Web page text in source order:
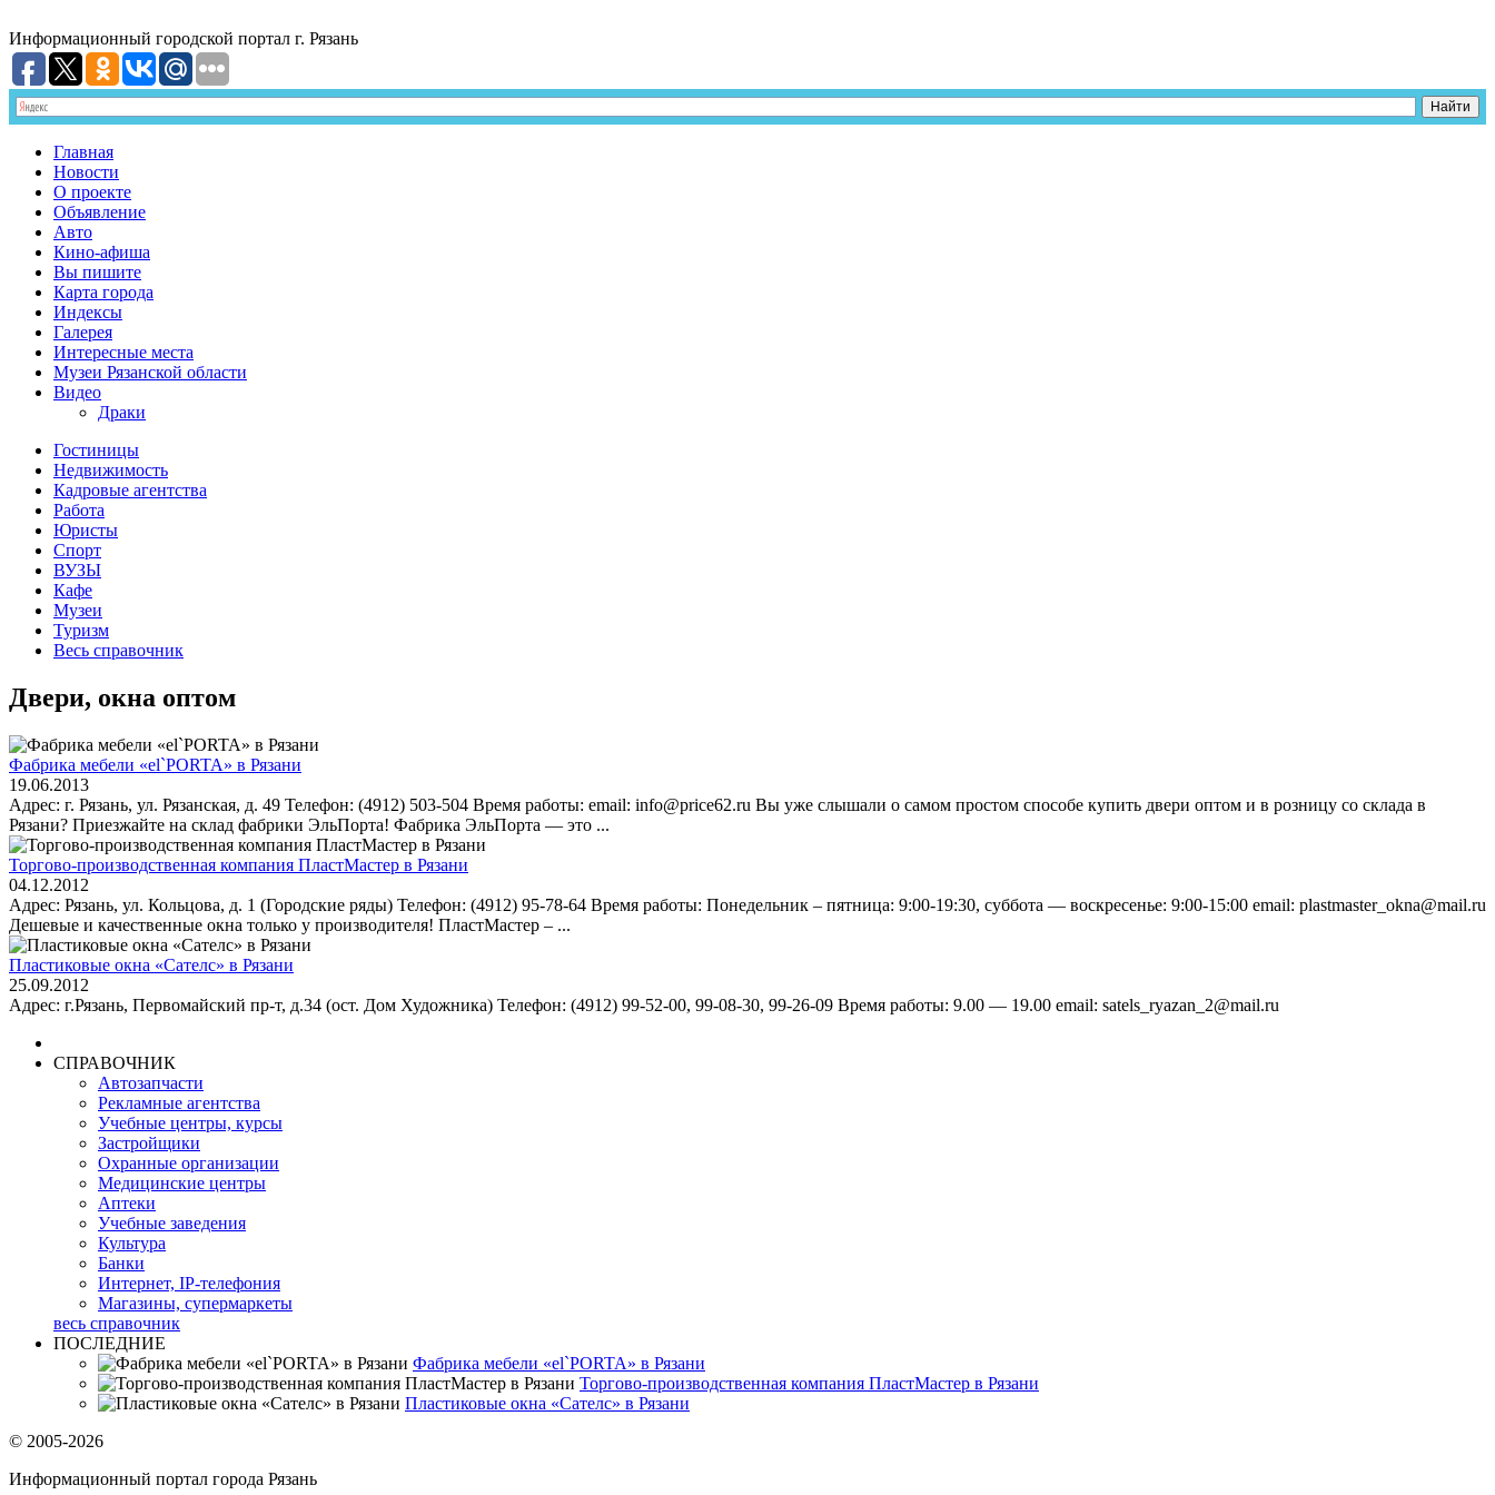
Информационный городской портал г. Рязань
Главная
Новости
О проекте
Объявление
Авто
Кино-афиша
Вы пишите
Карта города
Индексы
Галерея
Интересные места
Музеи Рязанской области
Видео
Драки
Гостиницы
Недвижимость
Кадровые агентства
Работа
Юристы
Спорт
ВУЗЫ
Кафе
Музеи
Туризм
Весь справочник
Двери, окна оптом
Фабрика мебели «el`PORTA» в Рязани
19.06.2013
Адрес: г. Рязань, ул. Рязанская, д. 49 Телефон: (4912) 503-504 Время работы: email: info@price62.ru Вы уже слышали о самом простом способе купить двери оптом и в розницу со склада в
Рязани? Приезжайте на склад фабрики ЭльПорта! Фабрика ЭльПорта — это ...
Торгово-производственная компания ПластМастер в Рязани
04.12.2012
Адрес: Рязань, ул. Кольцова, д. 1 (Городские ряды) Телефон: (4912) 95-78-64 Время работы: Понедельник – пятница: 9:00-19:30, суббота — воскресенье: 9:00-15:00 email: plastmaster_okna@mail.ru
Дешевые и качественные окна только у производителя! ПластМастер – ...
Пластиковые окна «Сателс» в Рязани
25.09.2012
Адрес: г.Рязань, Первомайский пр-т, д.34 (ост. Дом Художника) Телефон: (4912) 99-52-00, 99-08-30, 99-26-09 Время работы: 9.00 — 19.00 email: satels_ryazan_2@mail.ru
СПРАВОЧНИК
Автозапчасти
Рекламные агентства
Учебные центры, курсы
Застройщики
Охранные организации
Медицинские центры
Аптеки
Учебные заведения
Культура
Банки
Интернет, IP-телефония
Магазины, супермаркеты
весь справочник
ПОСЛЕДНИЕ
Фабрика мебели «el`PORTA» в Рязани
Торгово-производственная компания ПластМастер в Рязани
Пластиковые окна «Сателс» в Рязани
© 2005-2026
Информационный портал города Рязань